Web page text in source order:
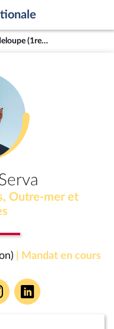
M. Olivier Serva - Guadeloupe (1re circonscription)
Outre-mer et
| Mandat en cours
Voir
la